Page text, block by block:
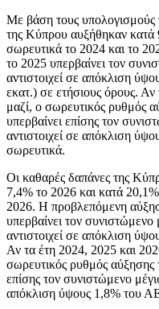
Με βάση τους υπολογισμούς
της Κύπρου αυξήθηκαν κατά
σωρευτικά το 2024 και το
το 2025 υπερβαίνει τον
αντιστοιχεί σε απόκλιση
εκατ.) σε ετήσιους όρους.
μαζί, ο σωρευτικός ρυθμός
υπερβαίνει επίσης τον
αντιστοιχεί σε απόκλιση
σωρευτικά.
Οι καθαρές δαπάνες της
7,4% το 2026 και κατά
2026. Η προβλεπόμενη
υπερβαίνει τον
αντιστοιχεί σε απόκλιση
Αν τα έτη 2024, 2025 και
σωρευτικός ρυθμός
επίσης τον συνιστώμενο
απόκλιση ύψους 1,8% του